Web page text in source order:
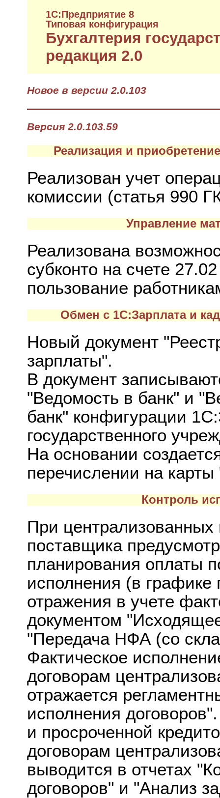
1C:Предприятие 8
Типовая конфигурация
Бухгалтерия
редакция 2.0
Новое в версии 2.0.103
Версия 2.0.103.59
Реализация и
Реализован учет
комиссии (статья 990
Управление
Реализована
субконто на счете
пользование
Обмен с 1C:Зарплата и
Новый документ
зарплаты".
В документ
"Ведомость в банк" и
банк" конфигурации
государственного
На основании
перечислении на
Контроль
При
поставщика
планирования оплаты
исполнения (в
отражения в учете
документом
"Передача НФА (со
Фактическое
договорам
отражается
исполнения
и просроченной
договорам
выводится в отчетах
договоров" и "Анализ